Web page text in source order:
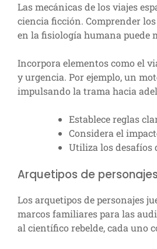
Las mecánicas de los viajes
ciencia ficción. Comprender
en la fisiología humana puede
Incorpora elementos como el
y urgencia. Por ejemplo, un
impulsando la trama hacia
Establece reglas
Considera el
Utiliza los desafíos
Arquetipos de
Los arquetipos de personajes
marcos familiares para las
al científico rebelde, cada uno